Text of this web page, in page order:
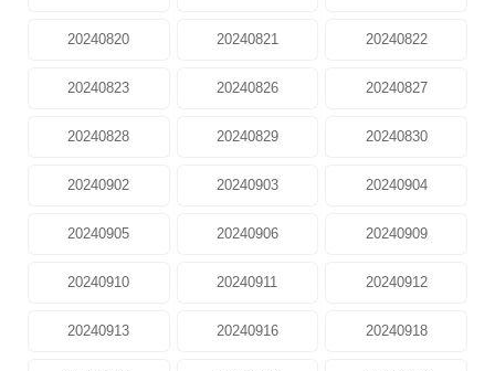
20240820 20240821 20240822
20240823 20240826 20240827
20240828 20240829 20240830
20240902 20240903 20240904
20240905 20240906 20240909
20240910 20240911 20240912
20240913 20240916 20240918